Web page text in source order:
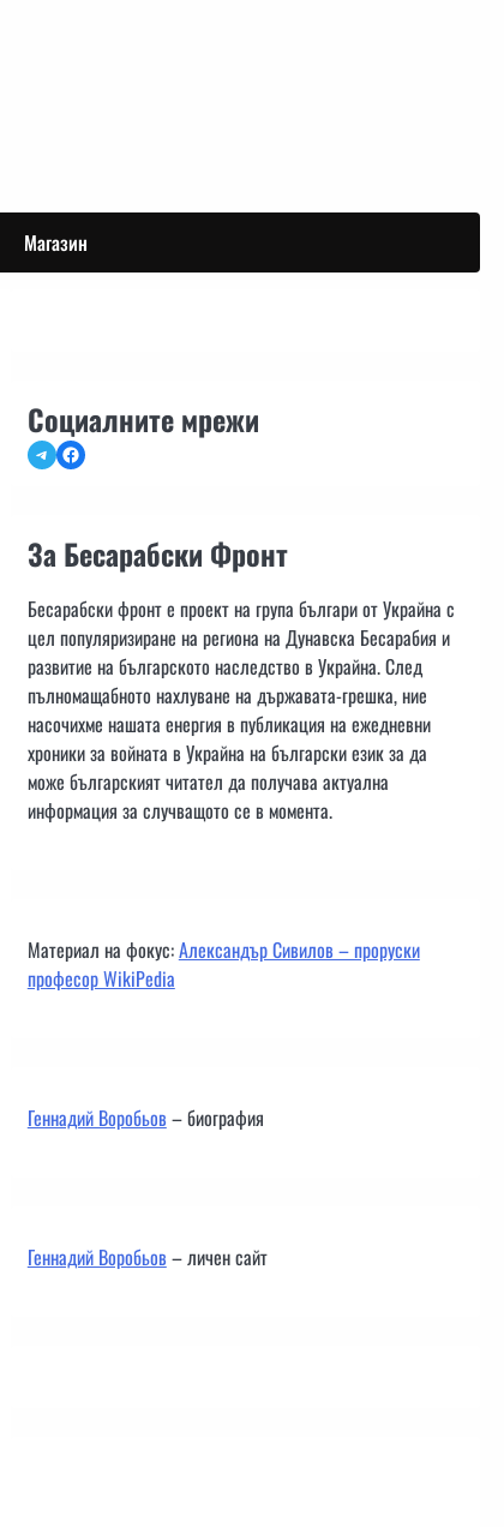
Магазин
Социалните мрежи
TelegramFacebook
За Бесарабски Фронт
Бесарабски фронт е проект на група българи от Украйна с
цел популяризиране на региона на Дунавска Бесарабия и
развитие на българското наследство в Украйна. След
пълномащабното нахлуване на държавата-грешка, ние
насочихме нашата енергия в публикация на ежедневни
хроники за войната в Украйна на български език за да
може българският читател да получава актуална
информация за случващото се в момента.
Материал на фокус:Александър Сивилов – проруски
професор WikiPedia
Геннадий Воробьов– биография
Геннадий Воробьов– личен сайт